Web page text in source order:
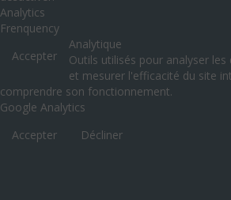
Analytics
Frenquency
Accepter
Analytique
Outils utilisés pour analyser
et mesurer l'efficacité du site
comprendre son fonctionnement.
Google Analytics
Accepter
Décliner